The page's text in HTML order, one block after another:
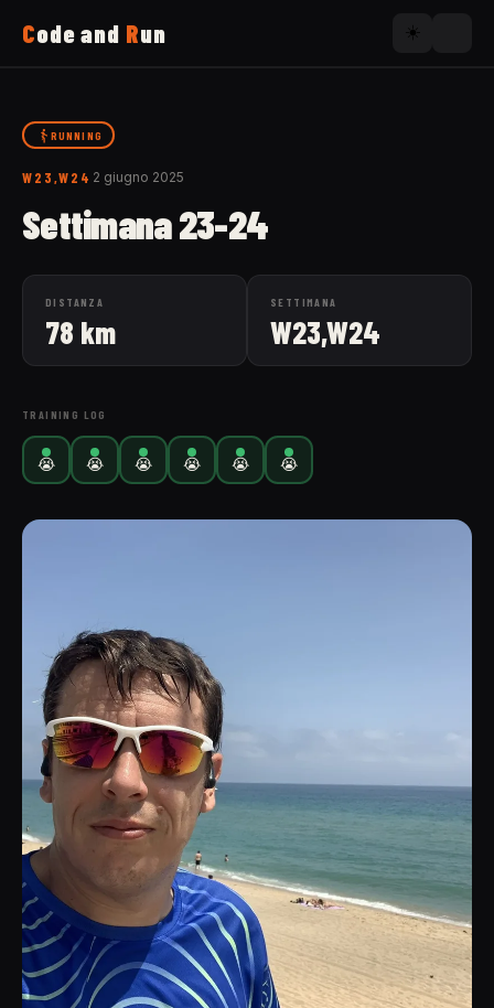
Code and Run ☀️
Running
Now
RUNNING
W23,W24 2 giugno 2025
Settimana 23-24
DISTANZA
78 km
SETTIMANA
W23,W24
TRAINING LOG
😭 😭 😭 😭 😭 😭